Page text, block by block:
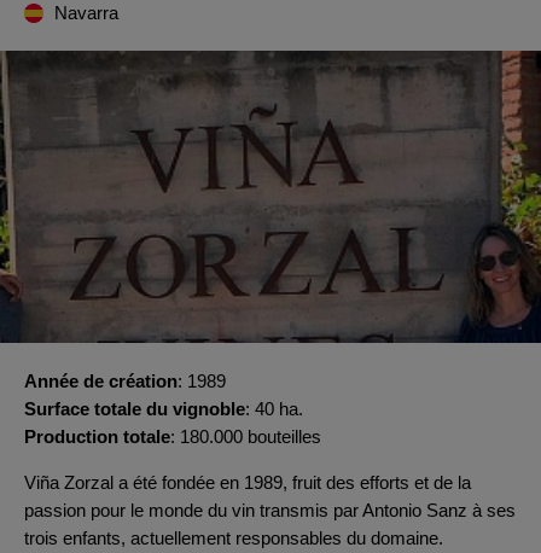
Navarra
Année de création 1989
Surface totale du vignoble 40 ha.
Production totale 180.000 bouteilles
Viña Zorzal a été fondée en 1989, fruit des efforts et de la
passion pour le monde du vin transmis par Antonio Sanz à ses
trois enfants, actuellement responsables du domaine.